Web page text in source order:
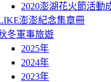
2020澎湖花火節活動
澎澎紀念集章冊
冬軍事旅遊
2025年
2024年
2023年